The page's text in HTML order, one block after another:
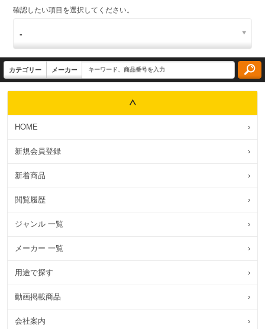
確認したい項目を選択してください。
HOME ›
新規会員登録 ›
新着商品 ›
閲覧履歴 ›
ジャンル 一覧 ›
メーカー 一覧 ›
用途で探す ›
動画掲載商品 ›
会社案内 ›